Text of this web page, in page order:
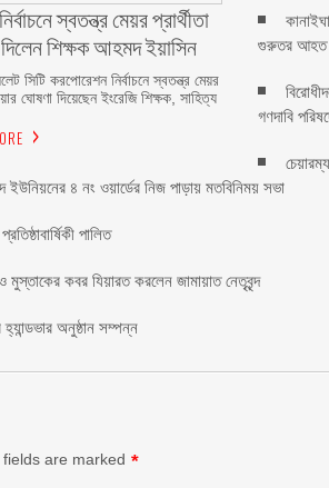
স্বতন্ত্র মেয়র প্রার্থীতা
শিক্ষক আহমদ ইয়াসিন
সিটি করপোরেশন নির্বাচনে স্বতন্ত্র মেয়র
ঘোষণা দিয়েছেন ইংরেজি শিক্ষক, সাহিত্য
গুরুতর
গণদাবি
ইউনিয়নের ৪ নং ওয়ার্ডের নিজ পাড়ায় মতবিনিময় সভা
পালিত
মুস্তাকের কবর যিয়ারত করলেন জামায়াত নেতৃবৃন্দ
অনুষ্ঠান সম্পন্ন
are marked *